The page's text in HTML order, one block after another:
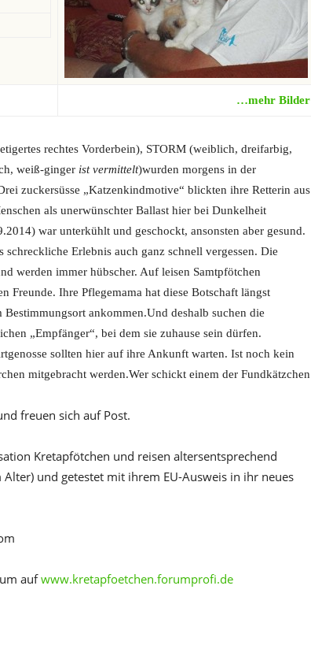
…mehr Bilder
rechtes Vorderbein), STORM (weiblich, dreifarbig,
weiß-ginger ist vermittelt)wurden morgens in der
zuckersüsse „Katzenkindmotive“ blickten ihre Retterin aus
als unerwünschter Ballast hier bei Dunkelheit
war unterkühlt und geschockt, ansonsten aber gesund.
Erlebnis auch ganz schnell vergessen. Die
werden immer hübscher. Auf leisen Samtpfötchen
Freunde. Ihre Pflegemama hat diese Botschaft längst
ankommen.Und deshalb suchen die
„Empfänger“, bei dem sie zuhause sein dürfen.
sollten hier auf ihre Ankunft warten. Ist noch kein
mitgebracht werden.Wer schickt einem der Fundkätzchen
freuen sich auf Post.
Kretapfötchen und reisen altersentsprechend
und getestet mit ihrem EU-Ausweis in ihr neues
aufwww.kretapfoetchen.forumprofi.de